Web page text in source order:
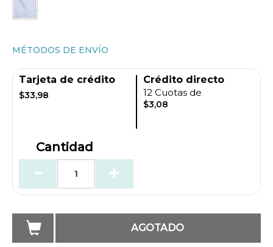
MÉTODOS DE ENVÍO
Tarjeta de crédito
$33,98
Crédito directo
12 Cuotas de
$3,08
Cantidad
AGOTADO